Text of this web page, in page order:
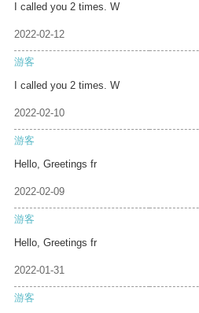
I called you 2 times. W
2022-02-12
游客
I called you 2 times. W
2022-02-10
游客
Hello, Greetings fr
2022-02-09
游客
Hello, Greetings fr
2022-01-31
游客